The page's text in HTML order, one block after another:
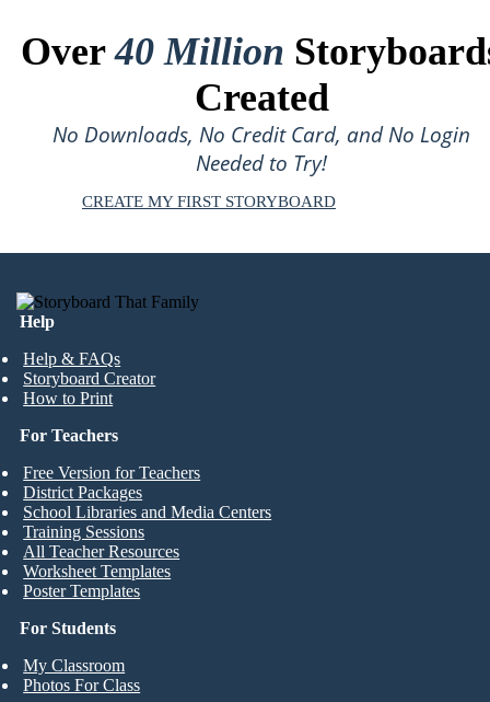
Over40 Million
Created
No Downloads, No Credit Card, and No Login
Needed to Try!
CREATE MY FIRST STORYBOARD
Help
Help & FAQs
Storyboard Creator
How to Print
For Students
My Classroom
Photos For Class
For Teachers
Free Version for Teachers
District Packages
School Libraries and Media Centers
Training Sessions
All Teacher Resources
Worksheet Templates
Poster Templates